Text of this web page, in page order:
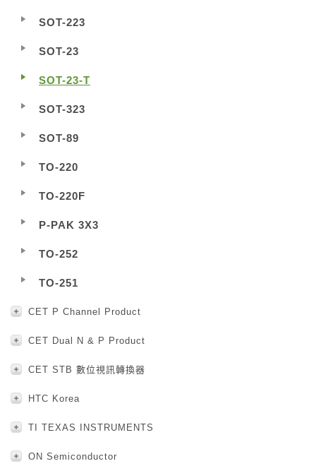
SOT-223
SOT-23
SOT-23-T
SOT-323
SOT-89
TO-220
TO-220F
P-PAK 3X3
TO-252
TO-251
CET P Channel Product
CET Dual N & P Product
CET STB 數位視訊轉換器
HTC Korea
TI TEXAS INSTRUMENTS
ON Semiconductor